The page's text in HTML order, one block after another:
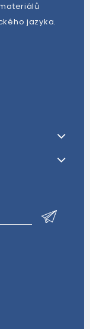
jazyka.